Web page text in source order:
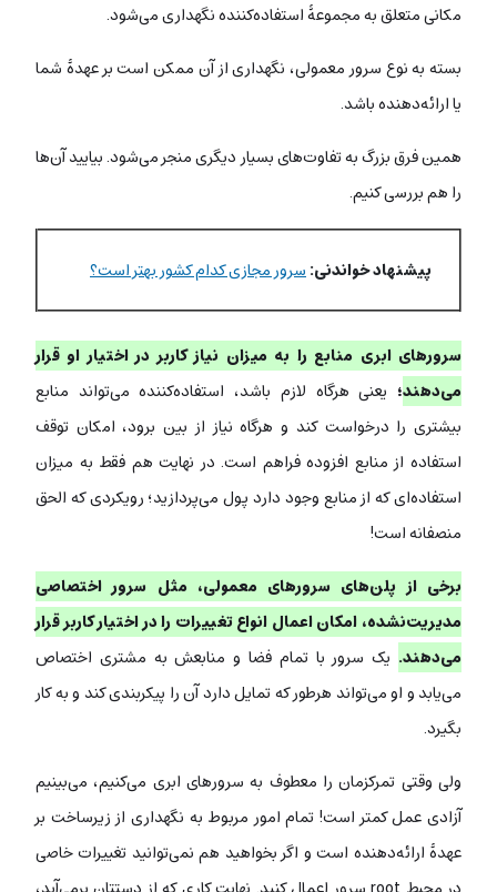
مکانی متعلق به مجموعۀ استفاده‌کننده نگهداری می‌شود.
بسته به نوع سرور معمولی، نگهداری از آن ممکن است بر عهدۀ شما
یا ارائه‌دهنده باشد.
همین فرق بزرگ به تفاوت‌های بسیار دیگری منجر می‌شود. بیایید آن‌ها
را هم بررسی کنیم.
پیشنهاد خواندنی:سرور مجازی کدام کشور بهتر است؟
سرورهای ابری منابع را به میزان نیاز کاربر در اختیار او قرار
می‌دهند؛ یعنی هرگاه لازم باشد، استفاده‌کننده می‌تواند منابع
بیشتری را درخواست کند و هرگاه نیاز از بین برود، امکان توقف
استفاده از منابع افزوده فراهم است. در نهایت هم فقط به میزان
استفاده‌ای که از منابع وجود دارد پول می‌پردازید؛ رویکردی که الحق
منصفانه است!
برخی از پلن‌های سرورهای معمولی، مثل سرور اختصاصی
مدیریت‌نشده، امکان اعمال انواع تغییرات را در اختیار کاربر قرار
می‌دهند. یک سرور با تمام فضا و منابعش به مشتری اختصاص
می‌یابد و او می‌تواند هرطور که تمایل دارد آن را پیکربندی کند و به کار
بگیرد.
ولی وقتی تمرکزمان را معطوف به سرورهای ابری می‌کنیم، می‌بینیم
آزادی عمل کمتر است! تمام امور مربوط به نگهداری از زیرساخت بر
عهدۀ ارائه‌دهنده است و اگر بخواهید هم نمی‌توانید تغییرات خاصی